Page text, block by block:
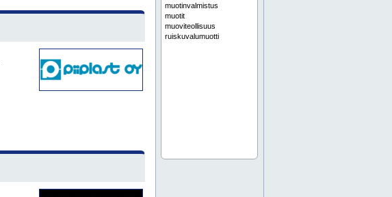
muotinvalmistus
muotit
muoviteollisuus
ruiskuvalumuotti